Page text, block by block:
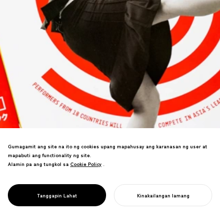
PROJECT
WORLD CUP IN
SHIZUOKA
pinakamalaking pista ng street
performance sa Asya.
SIMULAN ANG INYONG PROYEKTO
Gumagamit ang site na ito ng cookies upang mapahusay ang karanasan ng user at
mapabuti ang functionality ng site.
Alamin pa ang tungkol sa Cookie Policy
Cookie Policy .
Tanggapin Lahat Kinakailangan lamang